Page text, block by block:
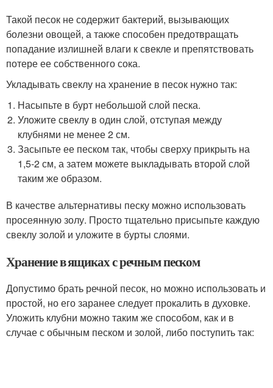
Такой песок не содержит бактерий, вызывающих
болезни овощей, а также способен предотвращать
попадание излишней влаги к свекле и препятствовать
потере ее собственного сока.
Укладывать свеклу на хранение в песок нужно так:
Насыпьте в бурт небольшой слой песка.
Уложите свеклу в один слой, отступая между
клубнями не менее 2 см.
Засыпьте ее песком так, чтобы сверху прикрыть на
1,5-2 см, а затем можете выкладывать второй слой
таким же образом.
В качестве альтернативы песку можно использовать
просеянную золу. Просто тщательно присыпьте каждую
свеклу золой и уложите в бурты слоями.
Хранение в ящиках с речным песком
Допустимо брать речной песок, но можно использовать и
простой, но его заранее следует прокалить в духовке.
Уложить клубни можно таким же способом, как и в
случае с обычным песком и золой, либо поступить так: